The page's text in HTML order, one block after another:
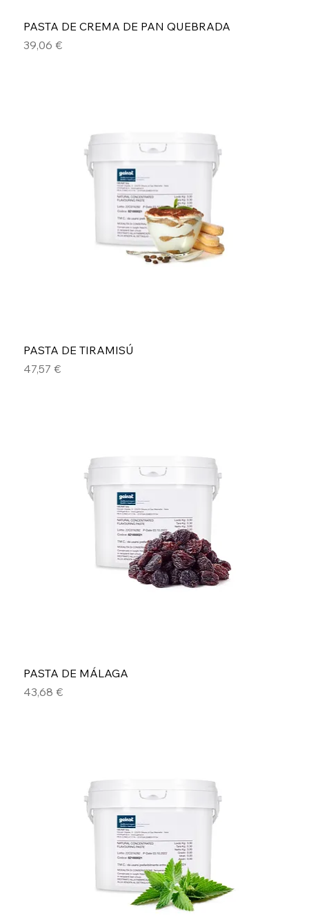
PASTA DE CREMA DE PAN QUEBRADA
Precio
39,06 €
PASTA DE TIRAMISÚ
Precio
47,57 €
PASTA DE MÁLAGA
Precio
43,68 €